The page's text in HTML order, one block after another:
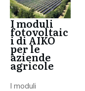
I moduli
fotovoltaic
i di AIKO
per le
aziende
agricole
I moduli